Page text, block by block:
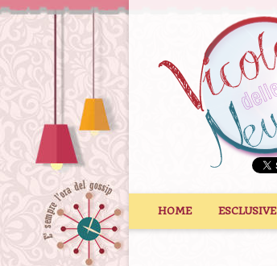
HOME ESCLUSIVE